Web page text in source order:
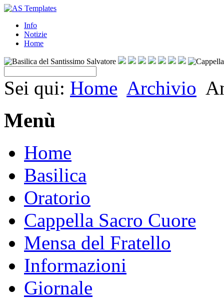
Info
Notizie
Home
Sei qui: Home Archivio
Menù
Home
Basilica
Oratorio
Cappella Sacro Cuore
Mensa del Fratello
Informazioni
Giornale